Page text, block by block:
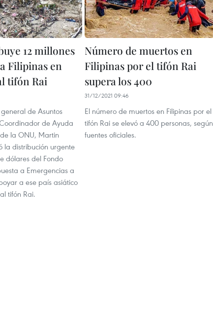
12 millones
Filipinas en
tifón Rai
de Asuntos
de Ayuda
la ONU, Martin
la distribución urgente
dólares del Fondo
a Emergencias a
a ese país asiático
tifón Rai.
Número de muertos en
Filipinas por el tifón Rai
supera los 400
31/12/2021 09:46
El número de muertos en Filipinas por el
tifón Rai se elevó a 400 personas, según
fuentes oficiales.